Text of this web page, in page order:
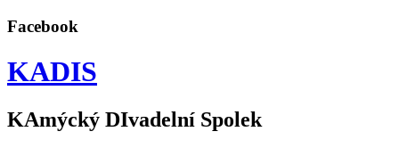
Facebook
KADIS
KAmýcký DIvadelní Spolek